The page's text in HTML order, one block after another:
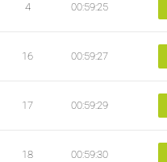
4 00:59:25
16 00:59:27
17 00:59:29
18 00:59:30